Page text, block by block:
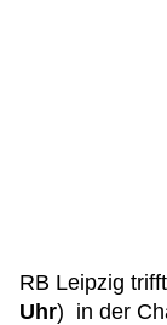
RB Leipzig
Uhr) in der